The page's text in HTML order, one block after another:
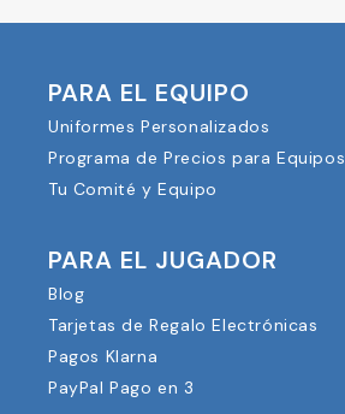
PARA EL EQUIPO
Uniformes Personalizados
Programa de Precios para Equipos
Tu Comité y Equipo
PARA EL JUGADOR
Blog
Tarjetas de Regalo Electrónicas
Pagos Klarna
PayPal Pago en 3